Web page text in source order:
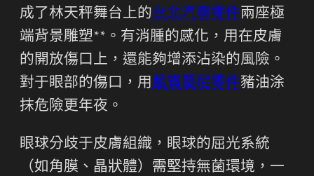
成了林天秤舞台上的台北汽車零件兩座極
端背景雕塑**。有消腫的感化，用在皮膚
的開放傷口上，還能夠增添沾染的風險。
對于眼部的傷口，用藍寶堅尼零件豬油涂
抹危險更年夜。
眼球分歧于皮膚組織，眼球的屈光系統
（如角膜、晶狀體）需堅持無菌環境，一